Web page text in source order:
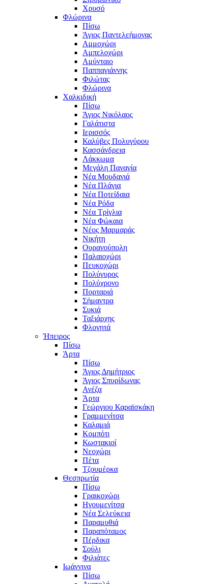
Χρυσό
Φλώρινα
Πίσω
Άγιος Παντελεήμονας
Αμμοχώρι
Αμπελοχώρι
Αμύνταιο
Παππαγιάννης
Φιλώτας
Φλώρινα
Χαλκιδική
Πίσω
Άγιος Νικόλαος
Γαλάτιστα
Ιερισσός
Καλύβες Πολυγύρου
Κασσάνδρεια
Λάκκωμα
Μεγάλη Παναγία
Νέα Μουδανιά
Νέα Πλάγια
Νέα Ποτείδαια
Νέα Ρόδα
Νέα Τρίγλια
Νέα Φώκαια
Νέος Μαρμαράς
Νικήτη
Ουρανούπολη
Παλαιοχώρι
Πευκοχώρι
Πολύγυρος
Πολύχρονο
Πορταριά
Σήμαντρα
Συκιά
Ταξιάρχης
Φλογητά
Ήπειρος
Πίσω
Άρτα
Πίσω
Άγιος Δημήτριος
Άγιος Σπυρίδωνας
Ανέζα
Άρτα
Γεώργιου Καραϊσκάκη
Γραμμενίτσα
Καλαμιά
Κομπότι
Κωστακιοί
Νεοχώρι
Πέτα
Τζουμέρκα
Θεσπρωτία
Πίσω
Γραικοχώρι
Ηγουμενίτσα
Νέα Σελεύκεια
Παραμυθιά
Παραπόταμος
Πέρδικα
Σούλι
Φιλιάτες
Ιωάννινα
Πίσω